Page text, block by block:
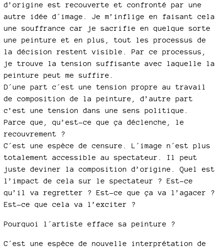
d’origine est recouverte et confronté par une
autre idée d´image. Je m’inflige en faisant cela
une souffrance car je sacrifie en quelque sorte
une peinture et en plus, tout les processus de
la décision restent visible. Par ce processus,
je trouve la tension suffisante avec laquelle la
peinture peut me suffire.
D´une part c´est une tension propre au travail
de composition de la peinture, d’autre part
c’est une tension dans une sens politique.
Parce que, qu’est-ce que ça déclenche, le
recouvrement ?
C´est une espèce de censure. L´image n´est plus
totalement accessible au spectateur. Il peut
juste deviner la composition d’origine. Quel est
l’impact de cela sur le spectateur ? Est-ce
qu’il va regretter ? Est-ce que ça va l’agacer ?
Est-ce que cela va l’exciter ?
Pourquoi l´artiste efface sa peinture ?
C´est une espèce de nouvelle interprétation de